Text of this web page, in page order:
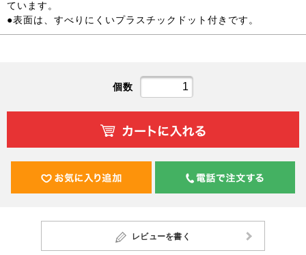
ています。
●表面は、すべりにくいプラスチックドット付きです。
個数
レビューを書く